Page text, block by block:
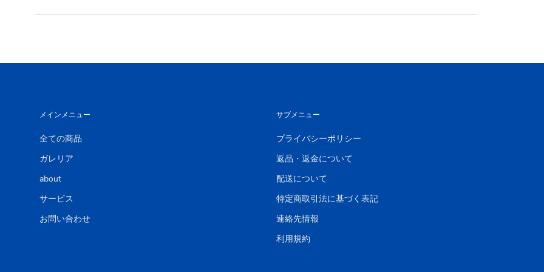
メインメニュー
全ての商品
ガレリア
about
サービス
お問い合わせ
サブメニュー
プライバシーポリシー
返品・返金について
配送について
特定商取引法に基づく表記
連絡先情報
利用規約